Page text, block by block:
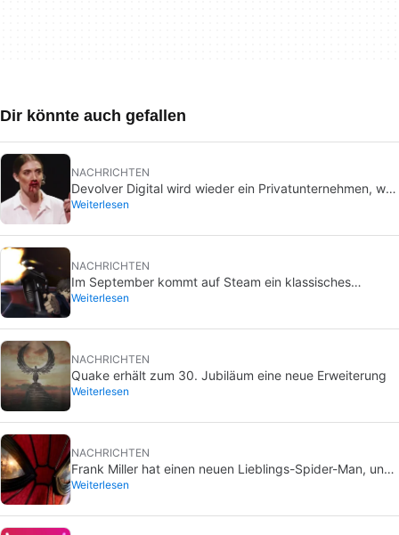
Dir könnte auch gefallen
NACHRICHTEN
Devolver Digital wird wieder ein Privatunternehmen, weil
das Schaffen von Wert für Investoren sie umbringen
Weiterlesen
NACHRICHTEN
Im September kommt auf Steam ein klassisches
Videospiel, das du bisher nur auf DVD kaufen konntest
Weiterlesen
NACHRICHTEN
Quake erhält zum 30. Jubiläum eine neue Erweiterung
Weiterlesen
NACHRICHTEN
Frank Miller hat einen neuen Lieblings-Spider-Man, und
es ist der aus Brand New Day
Weiterlesen